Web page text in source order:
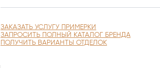
ЗАКАЗАТЬ УСЛУГУ ПРИМЕРКИ
ЗАПРОСИТЬ ПОЛНЫЙ КАТАЛОГ БРЕНДА
ПОЛУЧИТЬ ВАРИАНТЫ ОТДЕЛОК